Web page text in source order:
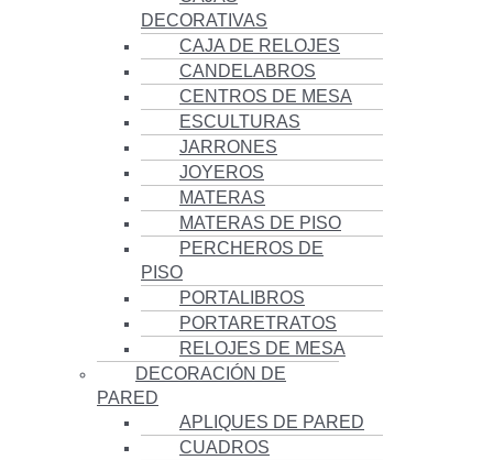
DECORATIVAS
CAJA DE RELOJES
CANDELABROS
CENTROS DE MESA
ESCULTURAS
JARRONES
JOYEROS
MATERAS
MATERAS DE PISO
PERCHEROS DE
PISO
PORTALIBROS
PORTARETRATOS
RELOJES DE MESA
DECORACIÓN DE
PARED
APLIQUES DE PARED
CUADROS